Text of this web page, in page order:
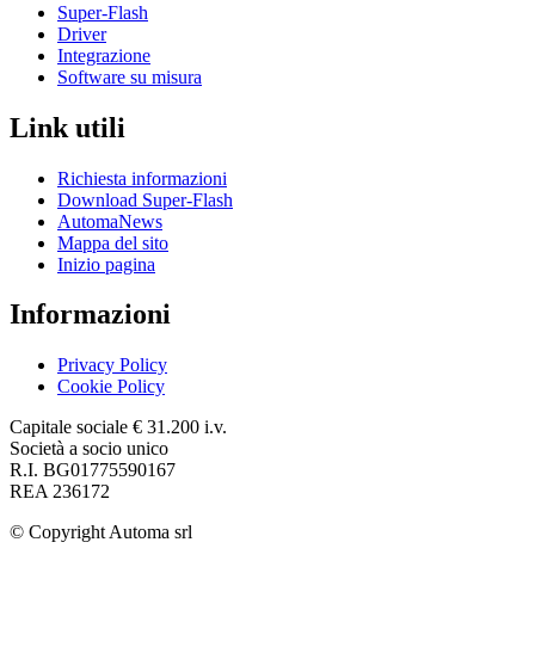
Super-Flash
Driver
Integrazione
Software su misura
Link utili
Richiesta informazioni
Download Super-Flash
AutomaNews
Mappa del sito
Inizio pagina
Informazioni
Privacy Policy
Cookie Policy
Capitale sociale € 31.200 i.v.
Società a socio unico
R.I. BG01775590167
REA 236172
© Copyright Automa srl